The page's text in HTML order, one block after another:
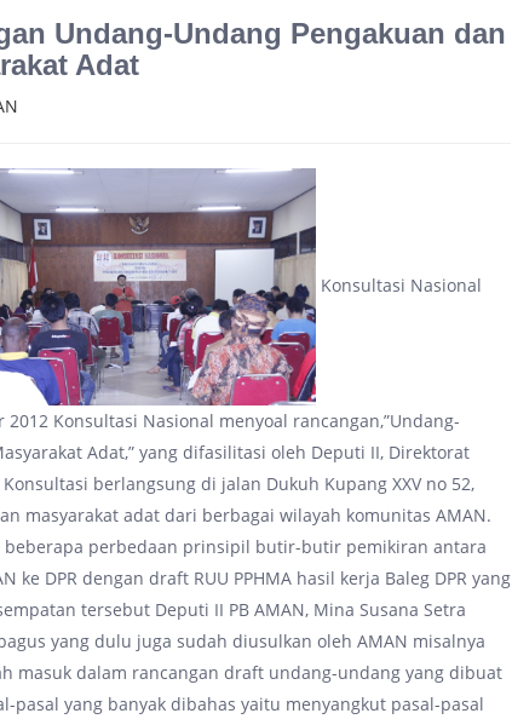
Undang-Undang Pengakuan dan
Adat
Konsultasi Nasional
Konsultasi Nasional menyoal rancangan,”Undang-
Adat,” yang difasilitasi oleh Deputi II, Direktorat
berlangsung di jalan Dukuh Kupang XXV no 52,
masyarakat adat dari berbagai wilayah komunitas AMAN.
perbedaan prinsipil butir-butir pemikiran antara
ke DPR dengan draft RUU PPHMA hasil kerja Baleg DPR yang
tersebut Deputi II PB AMAN, Mina Susana Setra
yang dulu juga sudah diusulkan oleh AMAN misalnya
masuk dalam rancangan draft undang-undang yang dibuat
pasal yang banyak dibahas yaitu menyangkut pasal-pasal